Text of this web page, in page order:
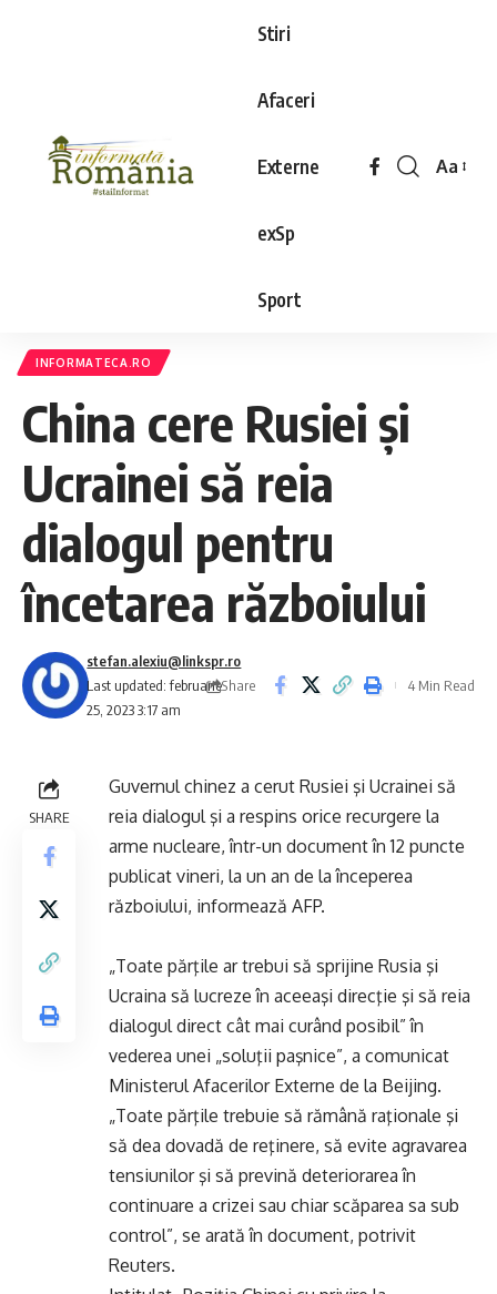
Stiri
Afaceri
Externe
exSp
Sport
Aa
INFORMATECA.RO
China cere Rusiei şi
Ucrainei să reia
dialogul pentru
încetarea războiului
Last updated: februarie
25, 2023 3:17 am
stefan.alexiu@linkspr.ro
Share
4 Min Read
SHARE
Guvernul chinez a cerut Rusiei şi Ucrainei să
reia dialogul şi a respins orice recurgere la
arme nucleare, într-un document în 12 puncte
publicat vineri, la un an de la începerea
războiului, informează AFP.
„Toate părţile ar trebui să sprijine Rusia şi
Ucraina să lucreze în aceeaşi direcţie şi să reia
dialogul direct cât mai curând posibil” în
vederea unei „soluţii paşnice”, a comunicat
Ministerul Afacerilor Externe de la Beijing.
„Toate părţile trebuie să rămână raţionale şi
să dea dovadă de reţinere, să evite agravarea
tensiunilor şi să prevină deteriorarea în
continuare a crizei sau chiar scăparea sa sub
control”, se arată în document, potrivit
Reuters.